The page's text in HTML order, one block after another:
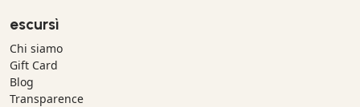
escursì
Chi siamo
Gift Card
Blog
Transparence